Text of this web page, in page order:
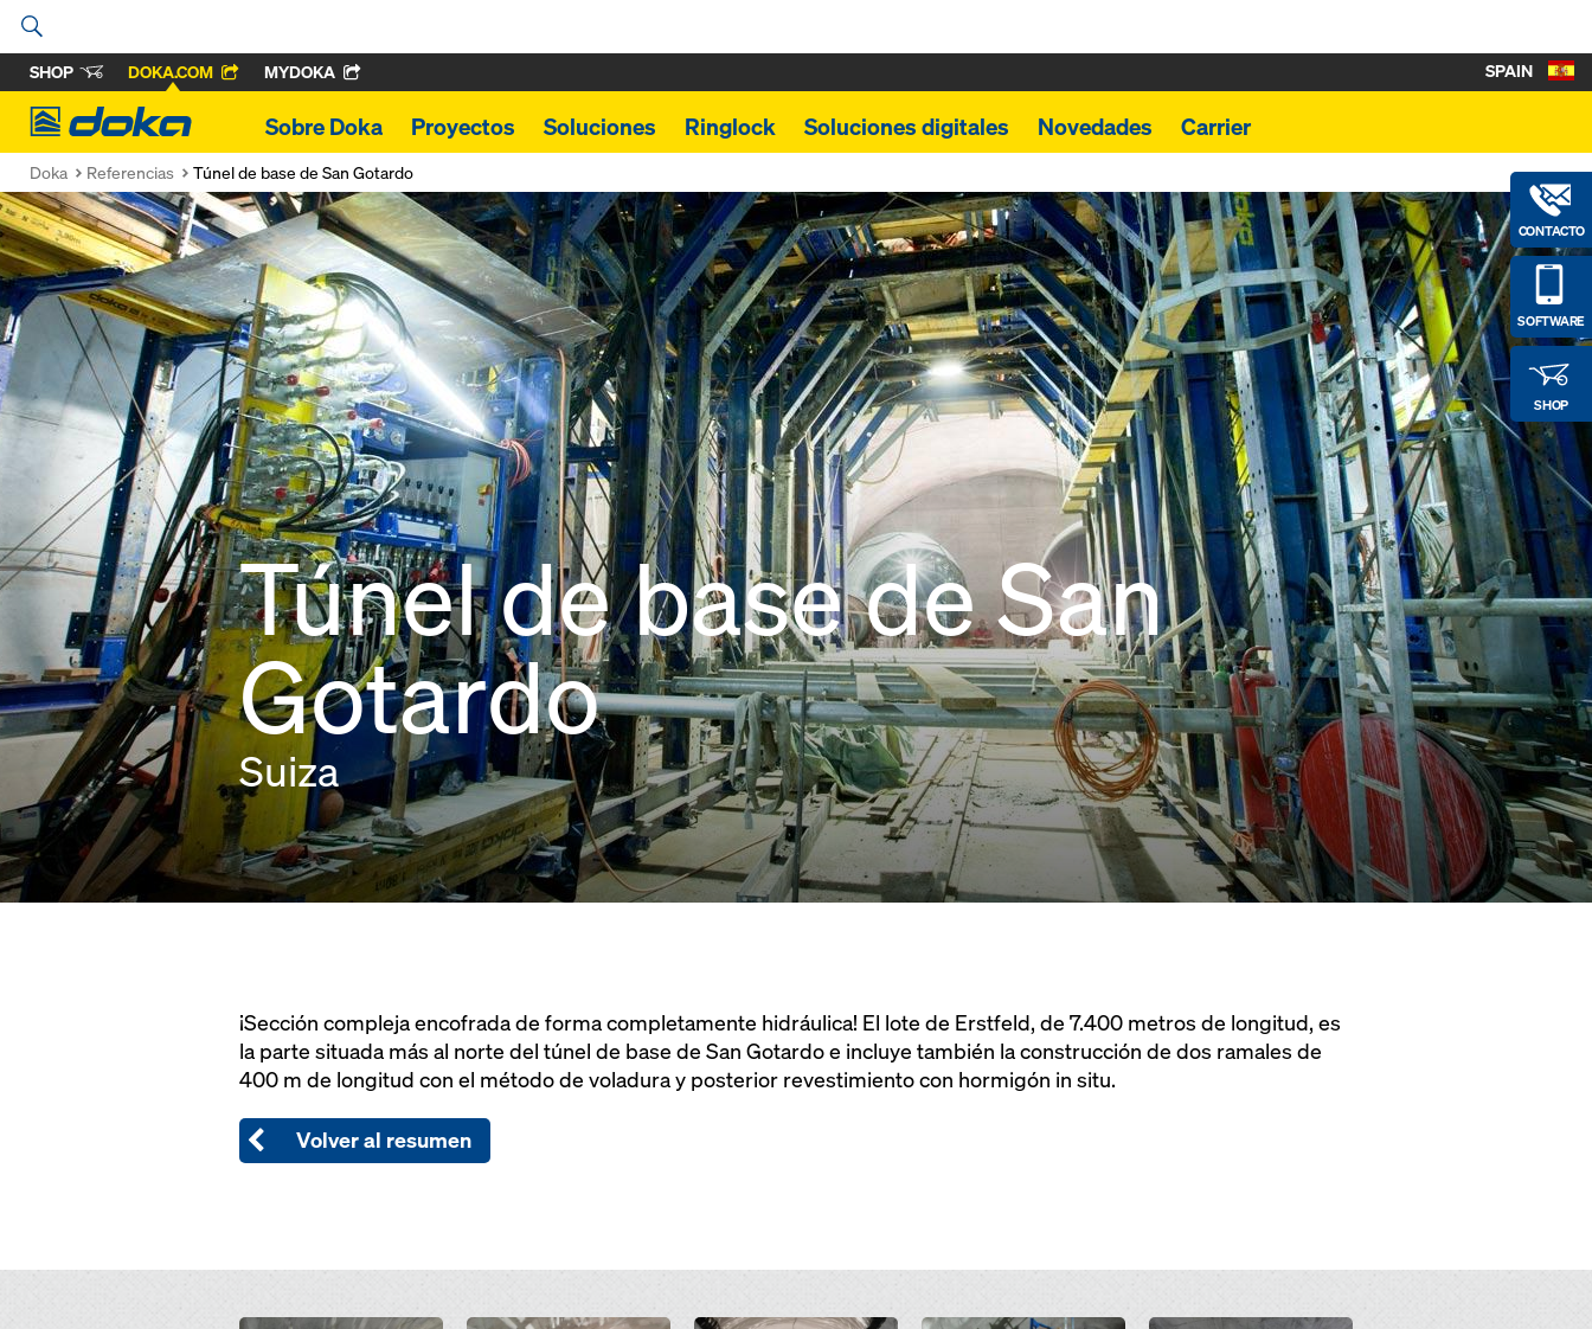
SHOP DOKA.COM MYDOKA
Doka
Sobre Doka Proyectos Soluciones Ringlock Soluciones digitales Novedades Carrier
CONTACTO
SOFTWARE
SHOP
SPAIN
Doka Referencias Túnel de base de San Gotardo
Túnel de base de San
Gotardo
Suiza
¡Sección compleja encofrada de forma completamente hidráulica! El lote de Erstfeld, de 7.400 metros de longitud, es
la parte situada más al norte del túnel de base de San Gotardo e incluye también la construcción de dos ramales de
400 m de longitud con el método de voladura y posterior revestimiento con hormigón in situ.
Volver al resumen